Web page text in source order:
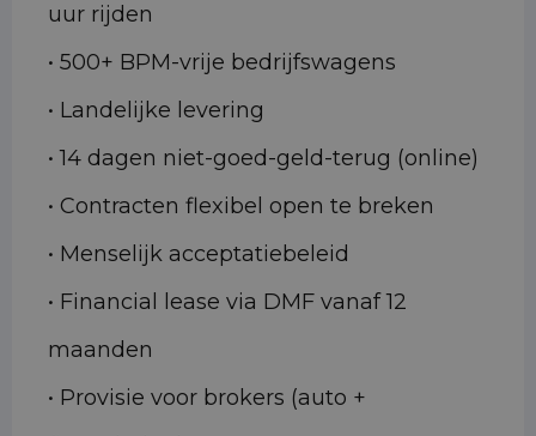
uur rijden
• 500+ BPM-vrije bedrijfswagens
• Landelijke levering
• 14 dagen niet-goed-geld-terug (online)
• Contracten flexibel open te breken
• Menselijk acceptatiebeleid
• Financial lease via DMF vanaf 12
maanden
• Provisie voor brokers (auto +